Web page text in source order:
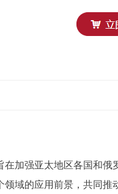
加强亚太地区各国和
域的应用前景，共同推